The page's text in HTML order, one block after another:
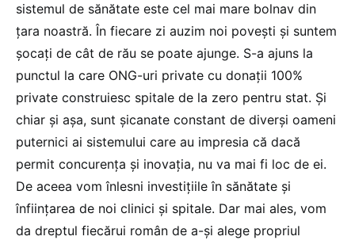
sistemul de sănătate este cel mai mare bolnav din
țara noastră. În fiecare zi auzim noi povești și suntem
șocați de cât de rău se poate ajunge. S-a ajuns la
punctul la care ONG-uri private cu donații 100%
private construiesc spitale de la zero pentru stat. Și
chiar și așa, sunt șicanate constant de diverși oameni
puternici ai sistemului care au impresia că dacă
permit concurența și inovația, nu va mai fi loc de ei.
De aceea vom înlesni investițiile în sănătate și
înființarea de noi clinici și spitale. Dar mai ales, vom
da dreptul fiecărui român de a-și alege propriul